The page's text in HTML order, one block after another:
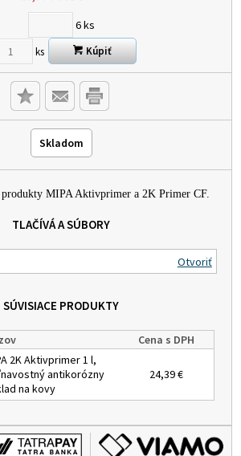
6ks
ks Kúpiť
Skladom
MIPA Aktivprimer a 2K Primer CF.
TLAČÍVÁ A SÚBORY
Otvoriť
SÚVISIACE PRODUKTY
Cena s DPH
2K Aktivprimer 1 l,
antikorózny
na kovy
24,39 €